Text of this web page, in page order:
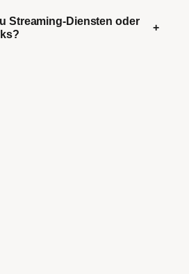
Streaming-Diensten oder
+